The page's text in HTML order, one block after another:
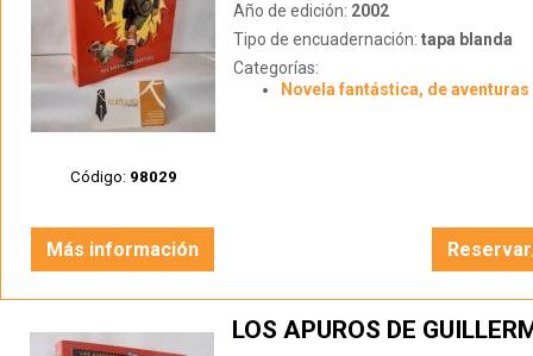
Código: 98029
Año de edición: 2002
Tipo de encuadernación: tapa blanda
Categorías:
Novela fantástica, de aventuras
Más información
LOS APUROS DE